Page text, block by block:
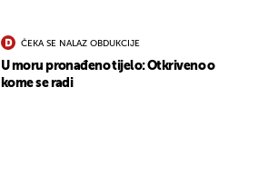
ČEKA SE NALAZ OBDUKCIJE
U moru pronađeno tijelo: Otkriveno o
kome se radi